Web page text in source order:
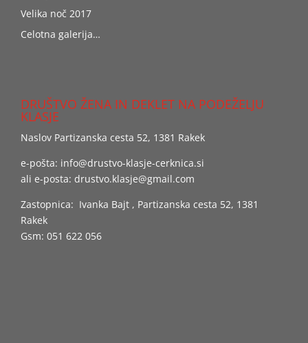
Velika noč 2017
Celotna galerija…
DRUŠTVO ŽENA IN DEKLET NA PODEŽELJU
KLASJE
Naslov Partizanska cesta 52, 1381 Rakek
e-pošta: info@drustvo-klasje-cerknica.si
ali e-posta: drustvo.klasje@gmail.com
Zastopnica: Ivanka Bajt , Partizanska cesta 52, 1381
Rakek
Gsm: 051 622 056